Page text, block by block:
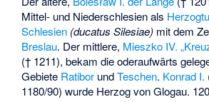
Mittel- und Niederschlesien als
Schlesien (ducatus Silesiae) mit dem
Breslau. Der mittlere, Mieszko IV.
(† 1211), bekam die oderaufwärts
Gebiete Ratibor undTeschen. Konrad I.
1180/90) wurde Herzog von Glogau.